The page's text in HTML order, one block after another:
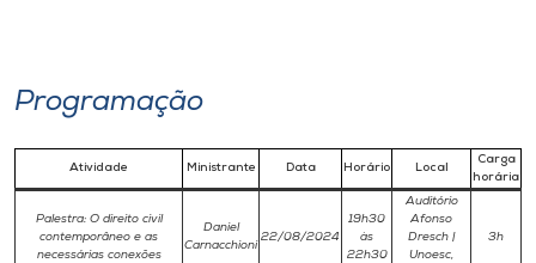
Programação
Atividade Ministrante Data Horário Local
Carga
horária
Palestra: O direito civil
contemporâneo e as
necessárias conexões
Daniel
Carnacchioni
22/08/2024
19h30
às
22h30
Auditório
Afonso
Dresch |
Unoesc,
3h